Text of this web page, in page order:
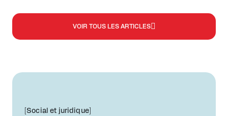
VOIR TOUS LES ARTICLES
[Social et juridique]